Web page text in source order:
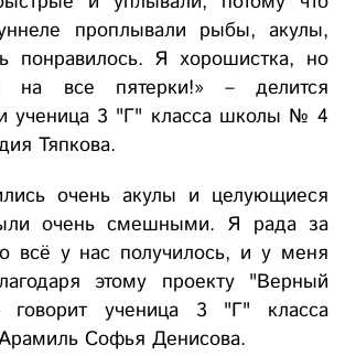
проплывали рыбы, акулы,
понравилось. Я хорошистка, но
на все пятерки!» – делится
ученица 3 "Г" класса школы № 4
Тяпкова.
очень акулы и целующиеся
очень смешными. Я рада за
всё у нас получилось, и у меня
этому проекту "Верный
говорит ученица 3 "Г" класса
Софья Денисова.